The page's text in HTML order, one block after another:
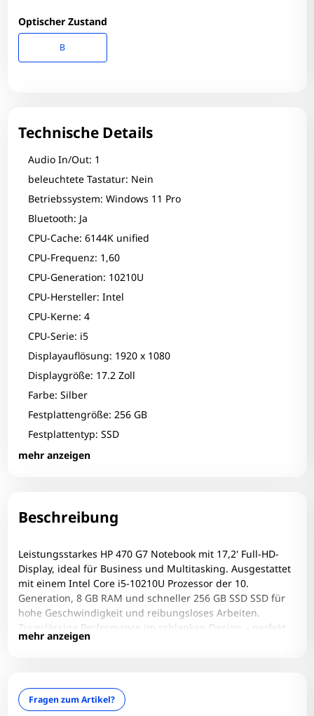
Optischer Zustand
B
Technische Details
Audio In/Out: 1
beleuchtete Tastatur: Nein
Betriebssystem: Windows 11 Pro
Bluetooth: Ja
CPU-Cache: 6144K unified
CPU-Frequenz: 1,60
CPU-Generation: 10210U
CPU-Hersteller: Intel
CPU-Kerne: 4
CPU-Serie: i5
Displayauflösung: 1920 x 1080
Displaygröße: 17.2 Zoll
Farbe: Silber
Festplattengröße: 256 GB
Festplattentyp: SSD
mehr anzeigen
Fingerprint-Reader: Nein
Grafikkarte: UHD Graphics
HDMI: 1
Infrarotkamera: Nein
LAN: Ja
Optischer Zustand: B
optisches Laufwerk: Nein
RAM-Onboard: Nein
RAM-Slots belegt: 1
Beschreibung
Leistungsstarkes HP 470 G7 Notebook mit 17,2' Full-HD-
Display, ideal für Business und Multitasking. Ausgestattet
mit einem Intel Core i5-10210U Prozessor der 10.
Generation, 8 GB RAM und schneller 256 GB SSD SSD für
hohe Geschwindigkeit und reibungsloses Arbeiten.
Zuverlässige Performance im schlanken Design – perfekt
für mobiles Arbeiten und den täglichen Einsatz.
mehr anzeigen
Fragen zum Artikel?
Zum Zoomen tippen